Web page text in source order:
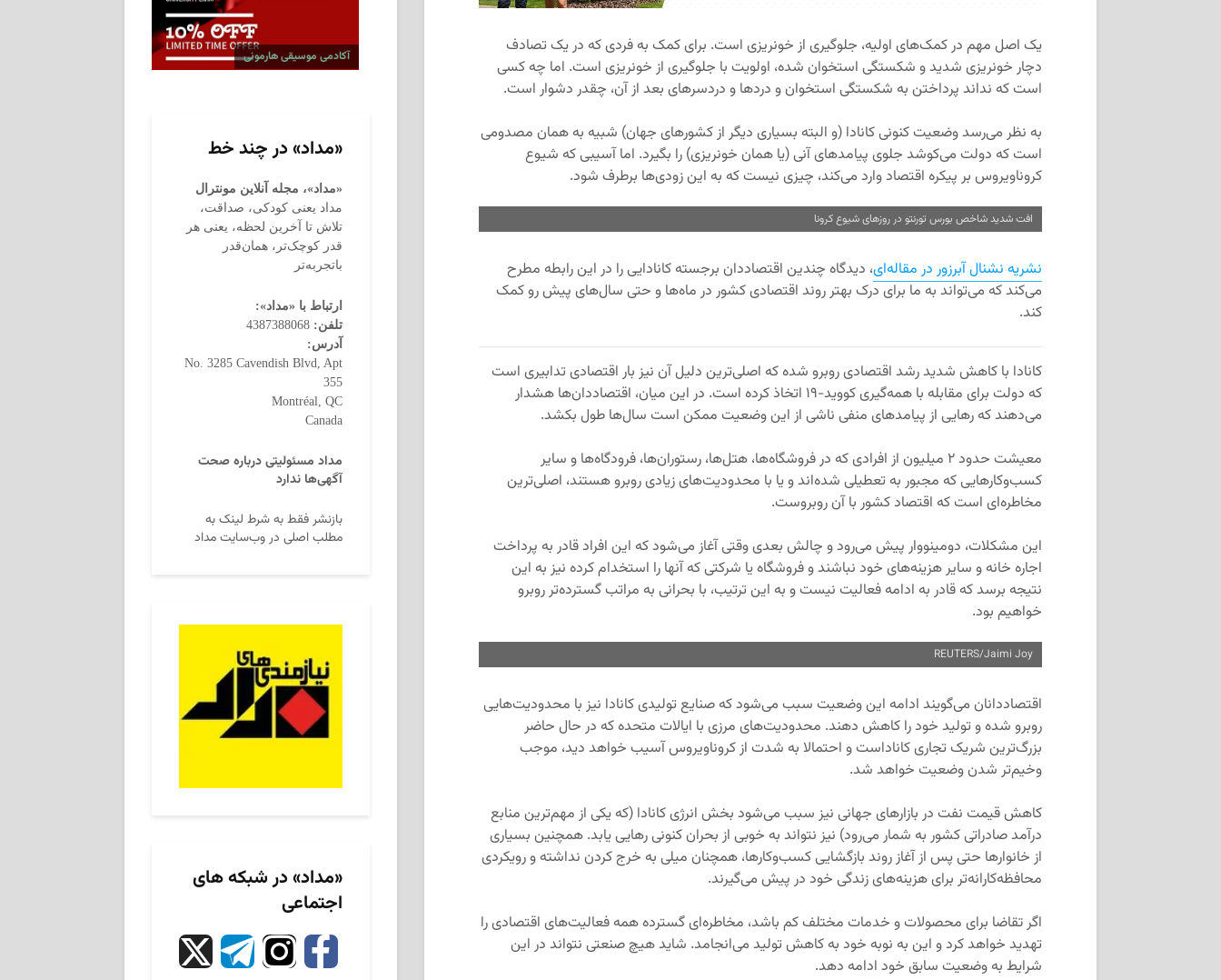
یک اصل مهم در کمک‌های اولیه، جلوگیری از خونریزی است. برای کمک به فردی که در یک تصادف
دچار خونریزی شدید و شکستگی استخوان شده، اولویت با جلوگیری از خونریزی است. اما چه کسی
است که نداند پرداختن به شکستگی استخوان و دردها و دردسرهای بعد از آن، چقدر دشوار است.
به نظر می‌رسد وضعیت کنونی کانادا (و البته بسیاری دیگر از کشورهای جهان) شبیه به همان مصدومی
است که دولت می‌کوشد جلوی پیامدهای آنی (یا همان خونریزی) را بگیرد. اما آسیبی که شیوع
کروناویروس بر پیکره اقتصاد وارد می‌کند، چیزی نیست که به این زودی‌ها برطرف شود.
افت شدید شاخص بورس تورنتو در روزهای شیوع کرونا
نشریه نشنال آبرزور در مقاله‌ای، دیدگاه چندین اقتصاددان برجسته کانادایی را در این رابطه مطرح
می‌کند که می‌تواند به ما برای درک بهتر روند اقتصادی کشور در ماه‌ها و حتی سال‌های پیش رو کمک
کند.
کانادا با کاهش شدید رشد اقتصادی روبرو شده که اصلی‌ترین دلیل آن نیز بار اقتصادی تدابیری است
که دولت برای مقابله با همه‌گیری کووید-۱۹ اتخاذ کرده است. در این میان، اقتصاددان‌ها هشدار
می‌دهند که رهایی از پیامدهای منفی ناشی از این وضعیت ممکن است سال‌ها طول بکشد.
معیشت حدود ۲ میلیون از افرادی که در فروشگاه‌ها، هتل‌ها، رستوران‌ها، فرودگاه‌ها و سایر
کسب‌وکارهایی که مجبور به تعطیلی شده‌اند و یا با محدودیت‌های زیادی روبرو هستند، اصلی‌ترین
مخاطره‌ای است که اقتصاد کشور با آن روبروست.
این مشکلات، دومینووار پیش می‌رود و چالش‌ بعدی وقتی آغاز می‌شود که این افراد قادر به پرداخت
اجاره خانه و سایر هزینه‌های خود نباشند و فروشگاه یا شرکتی که آنها را استخدام کرده نیز به این
نتیجه برسد که قادر به ادامه فعالیت نیست و به این ترتیب، با بحرانی به مراتب گسترده‌تر روبرو
خواهیم بود.
REUTERS/Jaimi Joy
اقتصاددانان می‌گویند ادامه این وضعیت سبب می‌شود که صنایع تولیدی کانادا نیز با محدودیت‌هایی
روبرو شده و تولید خود را کاهش دهند. محدودیت‌های مرزی با ایالات متحده که در حال حاضر
بزرگ‌ترین شریک تجاری کاناداست و احتمالا به شدت از کروناویروس آسیب خواهد دید، موجب
وخیم‌تر شدن وضعیت خواهد شد.
کاهش قیمت‌ نفت در بازارهای جهانی نیز سبب می‌شود بخش انرژی کانادا (که یکی از مهم‌ترین منابع
درآمد صادراتی کشور به شمار می‌رود) نیز نتواند به خوبی از بحران کنونی رهایی یابد. همچنین بسیاری
از خانوارها حتی پس از آغاز روند بازگشایی کسب‌وکارها، همچنان میلی به خرج کردن نداشته و رویکردی
محافظه‌کارانه‌تر برای هزینه‌های زندگی خود در پیش می‌گیرند.
اگر تقاضا برای محصولات و خدمات مختلف کم باشد، مخاطره‌ای گسترده همه فعالیت‌های اقتصادی را
تهدید خواهد کرد و این به نوبه خود به کاهش تولید می‌انجامد. شاید هیچ صنعتی نتواند در این
شرایط به وضعیت سابق خود ادامه دهد.
آکادمی موسیقی هارمونی
«مداد» در چند خط
«مداد»، مجله آنلاین مونترال
مداد یعنی کودکی، صداقت،
تلاش تا آخرین لحظه، یعنی هر
قدر کوچک‌تر، همان‌قدر
باتجربه‌تر
ارتباط با «مداد»:
تلفن:
آدرس:
No. 3285 Cavendish Blvd, Apt
355
Montréal, QC
Canada
مداد مسئولیتی درباره صحت
آگهی‌ها ندارد
بازنشر فقط به شرط لینک به
مطلب اصلی در وب‌سایت مداد
«مداد» در شبکه های
اجتماعی